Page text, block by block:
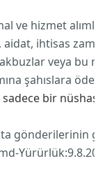
ve hizmet
ihtisas
veya bu
şahıslara
bir
gönderilerinin